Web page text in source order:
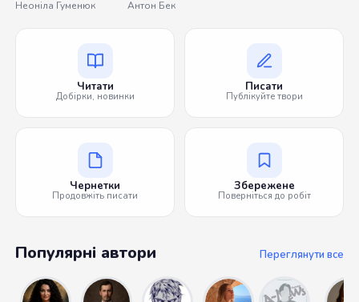
Неоніла Гуменюк Антон Бек
Читати
Добірки, новинки
Писати
Публікуйте твори
Чернетки
Продовжіть писати
Збережене
Поверніться до робіт
Популярні автори Переглянути все